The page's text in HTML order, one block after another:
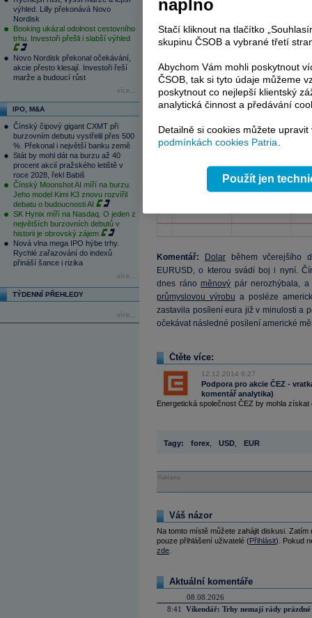
výhled. Lilly překonává Novo
Nordisk
Booking ukázal odolnost cestovního
trhu. Investoři přešli i slabší výhled
Novo Nordisk překonal očekávání,
akcie přesto klesají. Investoři řeší
marže a budoucí růst
více...
IPO, M&A
Čínský čipový gigant CXMT při
burzovním debutu vystřelil přes 500
%. Překonal i největší banku země
Stát by mohl dát na burzu až 40
procent akcií pražského letiště v
roce 2028, řekl Babiš
Čínský Moonshot AI míří na burzu.
Jeho model Kimi K3 znovu rozvířil
debatu o budoucnosti AI
SK Hynix míří na Nasdaq. O jeden z
největších burzovních debutů v
historii je obrovský zájem
Nová vlna mega IPO hýbe trhy.
Rychlé zařazování do indexů
přináší šance i rizika
více...
TÝDENNÍ PŘEHLEDY
více...
Komentář: Dolarběhem včerejšího
EURUSD, o kterou svádí boj i nyní.
dnes ránoměnový pár nerozhýbala,
průmyslovou výrobu a posléze
zastavila posílení eura již v minulosti a
očekávat následné posílení americké
Čtěte více:
12.12.2014 8:27
Podpora pro akcie ČEZ -
komentář analytika)
Energetická společnost ČEZ by mohla
Tagy: forex USD EUR
Reklama
Váš názor
Na tomto místě můžete zahájit diskusi.
pouze přihlášení uživatelé (Přihlásit). Pokud
zde
Aktuální komentáře
08.08.2026
8:41
Víkendář: Trhy nemají rády prázdné
naplno
Stačí kliknout na tlačítko
skupinu ČSOB a vybrané třetí
Abychom Vám mohli poskytnout
ČSOB, tak si tyto údaje můžeme
poskytnout co nejlepší klientský
analytická činnost a předávání
Detailně si cookies můžete
podmínkách cookies Patria
Použít jen